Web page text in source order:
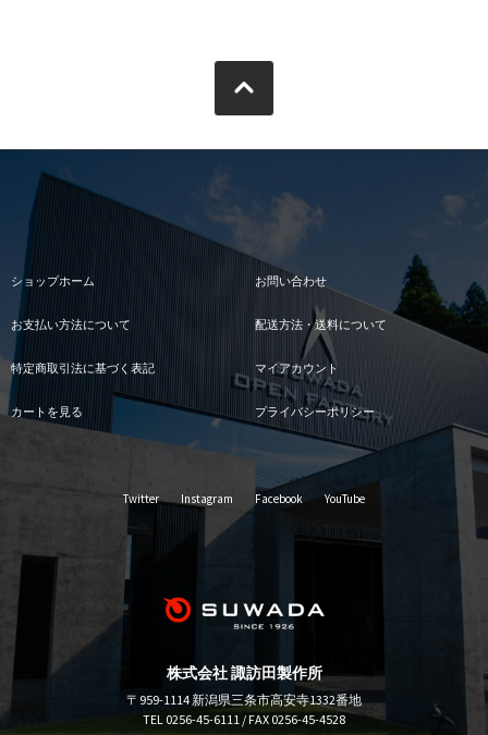
ショップホーム お問い合わせ
お支払い方法について 配送方法・送料について
特定商取引法に基づく表記 マイアカウント
カートを見る プライバシーポリシー
Twitter Instagram Facebook YouTube
株式会社 諏訪田製作所
〒959-1114 新潟県三条市高安寺1332番地
TEL 0256-45-6111 / FAX 0256-45-4528